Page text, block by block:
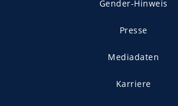
Gender-Hinweis
Presse
Mediadaten
Karriere